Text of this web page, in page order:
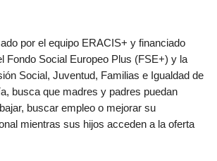
por el equipo ERACIS+ y financiado
Fondo Social Europeo Plus (FSE+) y la
Social, Juventud, Familias e Igualdad de
busca que madres y padres puedan
buscar empleo o mejorar su
mientras sus hijos acceden a la oferta